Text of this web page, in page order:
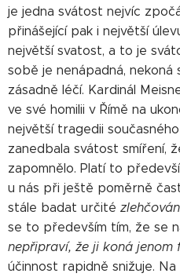
je jedna svátost nejvíc
přinášející pak i největší
největší svatost, a to je
sobě je nenápadná, nekoná
zásadně léčí. Kardinál
ve své homilii v Římě na
největší tragedii
zanedbala svátost smíření,
zapomnělo. Platí to
u nás při ještě poměrně
stále badat určité
se to především tím, že se
nepřipraví, že ji koná jenom
účinnost rapidně snižuje.